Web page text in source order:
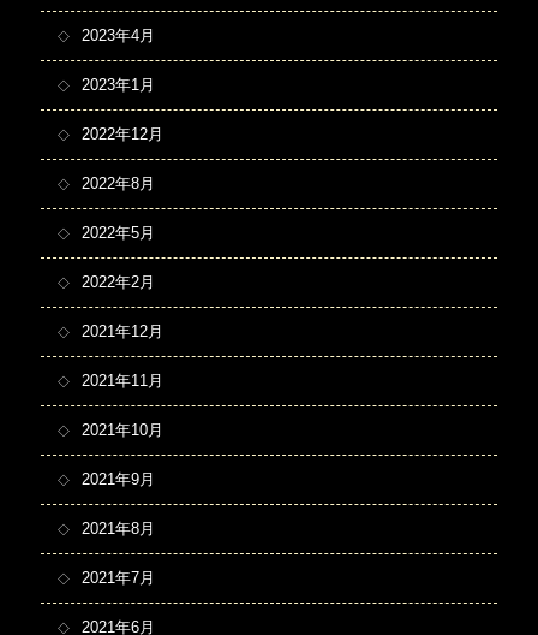
2023年4月
2023年1月
2022年12月
2022年8月
2022年5月
2022年2月
2021年12月
2021年11月
2021年10月
2021年9月
2021年8月
2021年7月
2021年6月